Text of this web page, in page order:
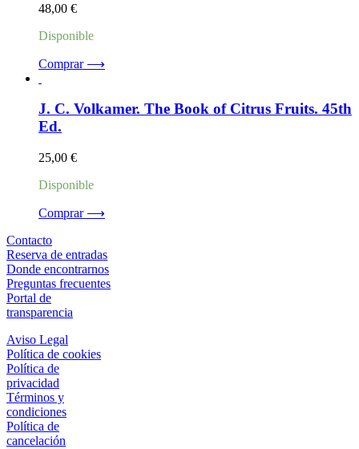
48,00 €
Disponible
Comprar ⟶
J. C. Volkamer. The Book of Citrus Fruits. 45th
Ed.
25,00 €
Disponible
Comprar ⟶
Contacto
Reserva de entradas
Donde encontrarnos
Preguntas frecuentes
Portal de
transparencia
Aviso Legal
Política de cookies
Política de
privacidad
Términos y
condiciones
Política de
cancelación